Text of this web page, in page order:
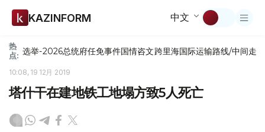
KAZINFORM 中文
热
点: 选举-2026总统府任免事件国情咨文跨里海国际运输路线/中间走廊
10:08, 19 12月 2019
塔什干在建地铁工地塌方致5人死亡